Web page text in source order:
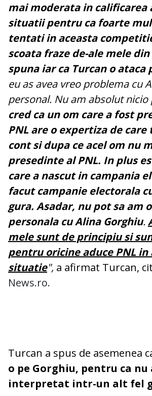
mai moderata in calificarea
situatii pentru ca foarte
tentati in aceasta
scoata fraze de-ale mele
spuna iar ca Turcan o ataca
eu as avea vreo problema cu
personal. Nu am absolut nicio
cred ca un om care a fost
PNL are o expertiza de
cont si dupa ce acel om nu
presedinte al PNL. In plus
care a nascut in campania
facut campanie electorala
gura. Asadar, nu pot sa am
personala cu Alina Gorghiu.
mele sunt de principiu si
pentru oricine aduce PNL in
situatie", a afirmat Turcan,
News.ro.
Turcan a spus de asemenea
o pe Gorghiu, pentru ca
interpretat intr-un alt fel